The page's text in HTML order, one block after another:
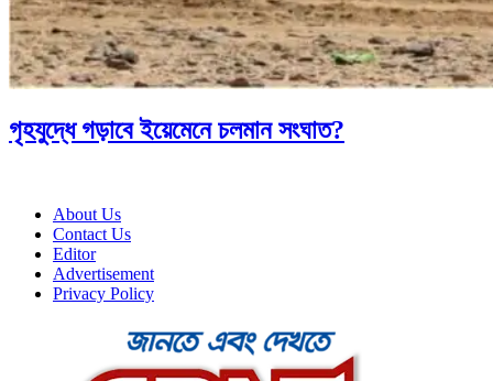
গৃহযুদ্ধে গড়াবে ইয়েমেনে চলমান সংঘাত?
About Us
Contact Us
Editor
Advertisement
Privacy Policy